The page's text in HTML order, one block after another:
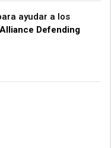
ayudar a los
Alliance Defending